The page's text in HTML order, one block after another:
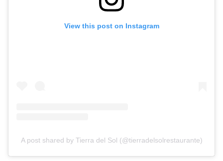
View this post on Instagram
A post shared by Tierra del Sol (@tierradelsolrestaurante)